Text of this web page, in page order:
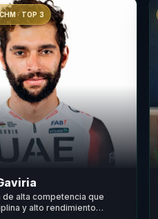
· TOP 3
de alta competencia que
y alto rendimiento